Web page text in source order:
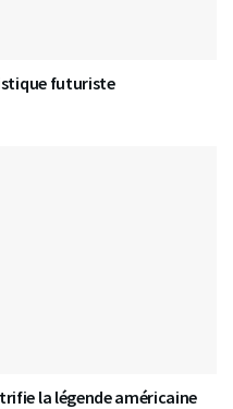
futuriste
la légende américaine